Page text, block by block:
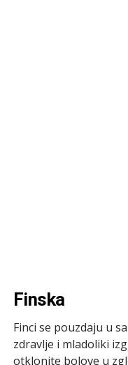
Finska
Finci se pouzdaju u
zdravlje i mladoliki
otklonite bolove u